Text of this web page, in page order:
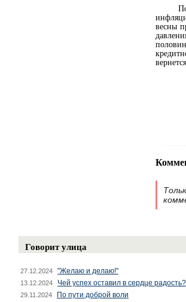
весны
Говорит улица
27.12.2024 "Желаю и делаю!"
13.12.2024 Чей успех оставил в сердце радость?
29.11.2024 По пути доброй воли